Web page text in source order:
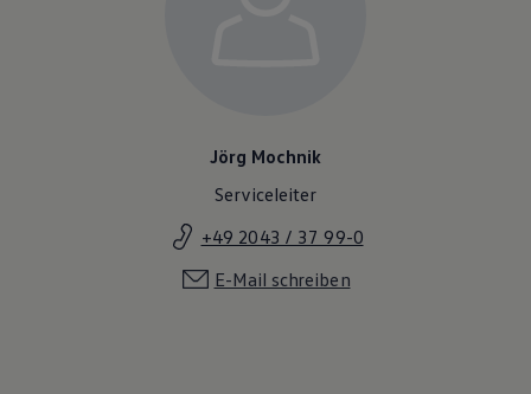
Jörg Mochnik
Serviceleiter
+49 2043 / 37 99-0
E-Mail schreiben